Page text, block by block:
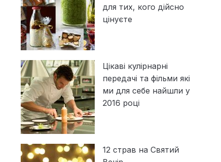
для тих, кого дійсно
цінуєте
Цікаві кулірнарні
передачі та фільми які
ми для себе найшли у
2016 році
12 страв на Святий